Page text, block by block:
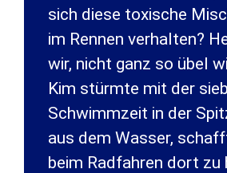
sich diese toxische
im Rennen verhalten?
wir, nicht ganz so übel
Kim stürmte mit der
Schwimmzeit in der
aus dem Wasser,
beim Radfahren dort zu